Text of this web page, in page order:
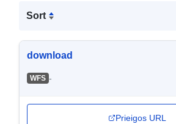
Sort
download
WFS -
Prieigos URL